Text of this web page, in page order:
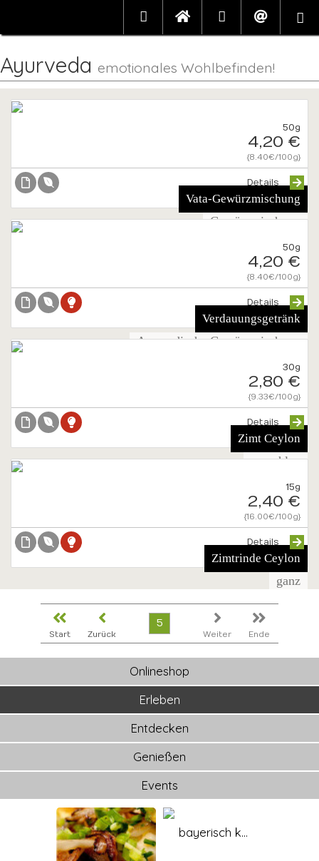
Ayurveda emotionales Wohlbefinden!
Vata-Gewürzmischung
Gewürzmischung
50g
4,20 €
{8.40€/100g}
Details
Verdauungsgetränk
Ayurvedische Gewürzmischung
50g
4,20 €
{8.40€/100g}
Details
Zimt Ceylon
gemahlen
30g
2,80 €
{9.33€/100g}
Details
Zimtrinde Ceylon
ganz
15g
2,40 €
{16.00€/100g}
Details
Start Zurück
5
Weiter Ende
Onlineshop
Erleben
Entdecken
Genießen
Events
bayerisch k...